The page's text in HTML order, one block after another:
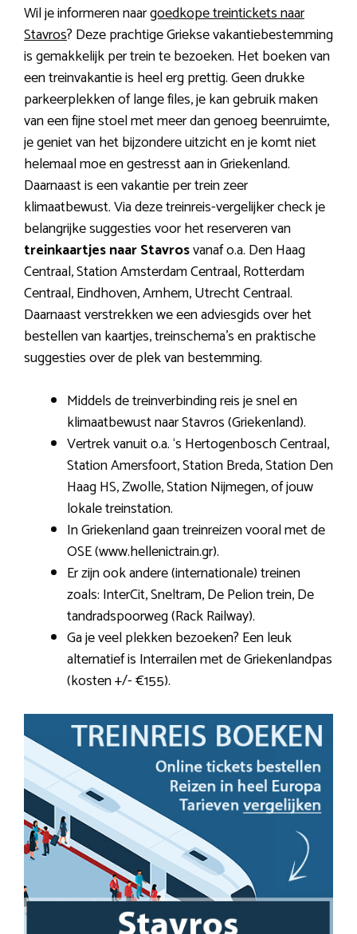
Wil je informeren naargoedkope treintickets naar
Stavros? Deze prachtige Griekse vakantiebestemming
is gemakkelijk per trein te bezoeken. Het boeken van
een treinvakantie is heel erg prettig. Geen drukke
parkeerplekken of lange files, je kan gebruik maken
van een fijne stoel met meer dan genoeg beenruimte,
je geniet van het bijzondere uitzicht en je komt niet
helemaal moe en gestresst aan in Griekenland.
Daarnaast is een vakantie per trein zeer
klimaatbewust. Via deze treinreis-vergelijker check je
belangrijke suggesties voor het reserveren van
treinkaartjes naar Stavrosvanaf o.a. Den Haag
Centraal, Station Amsterdam Centraal, Rotterdam
Centraal, Eindhoven, Arnhem, Utrecht Centraal.
Daarnaast verstrekken we een adviesgids over het
bestellen van kaartjes, treinschema’s en praktische
suggesties over de plek van bestemming.
Middels de treinverbinding reis je snel en
klimaatbewust naar Stavros (Griekenland).
Vertrek vanuit o.a. ‘s Hertogenbosch Centraal,
Station Amersfoort, Station Breda, Station Den
Haag HS, Zwolle, Station Nijmegen, of jouw
lokale treinstation.
In Griekenland gaan treinreizen vooral met de
OSE (www.hellenictrain.gr).
Er zijn ook andere (internationale) treinen
zoals: InterCit, Sneltram, De Pelion trein, De
tandradspoorweg (Rack Railway).
Ga je veel plekken bezoeken? Een leuk
alternatief is Interrailen met de Griekenlandpas
(kosten +/- €155).